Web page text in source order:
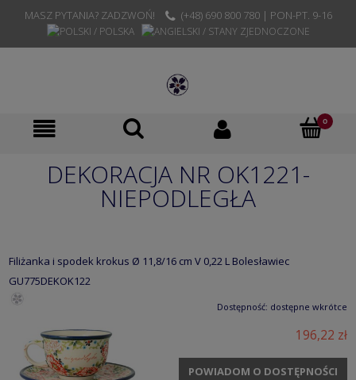
MASZ PYTANIA? ZADZWOŃ! (+48) 690 800 780 | PON-PT. 9-16
DEKORACJA NR OK1221-
NIEPODLEGŁA
Filiżanka i spodek krokus Ø 11,8/16 cm V 0,22 L Bolesławiec
GU775DEKOK122
Dostępność: dostępne wkrótce
196,22 zł
POWIADOM O DOSTĘPNOŚCI